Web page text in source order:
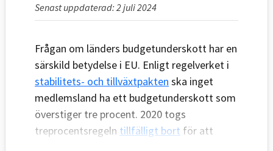
Senast uppdaterad: 2 juli 2024
Frågan om länders budgetunderskott har en
särskild betydelse i EU. Enligt regelverket i
stabilitets- och tillväxtpakten ska inget
medlemsland ha ett budgetunderskott som
överstiger tre procent. 2020 togs
treprocentsregeln tillfälligt bort för att